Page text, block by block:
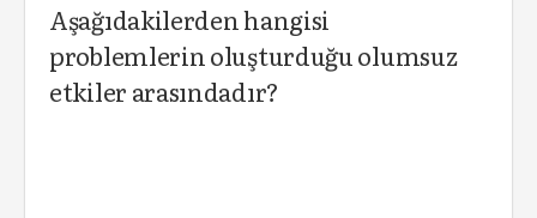
Aşağıdakilerden hangisi
problemlerin oluşturduğu olumsuz
etkiler arasındadır?